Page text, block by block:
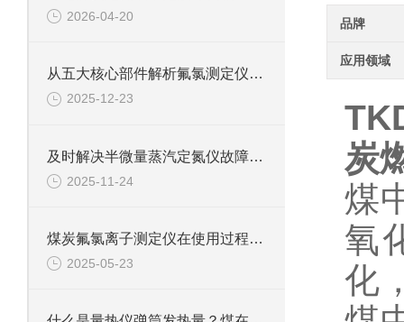
品牌
应用领域
炭
煤
氧
化
2026-04-20
从五大核心部件解析氟氯测定仪的技术特点
2025-12-23
及时解决半微量蒸汽定氮仪故障是保障检测数据准确可靠的关键
2025-11-24
煤炭氟氯离子测定仪在使用过程中的常见问题相应解决方法分享
2025-05-23